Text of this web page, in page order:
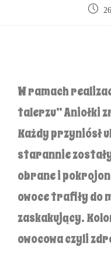
W ramach
talerzu” Aniołki
Każdy przyniósł
starannie
obrane i
owoce trafiły do
zaskakujący.
owocowa czyli